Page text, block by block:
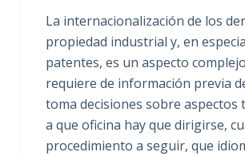
La internacionalización de los
propiedad industrial y, en
patentes, es un aspecto
requiere de información previa
toma decisiones sobre aspectos
a que oficina hay que dirigirse,
procedimiento a seguir, que